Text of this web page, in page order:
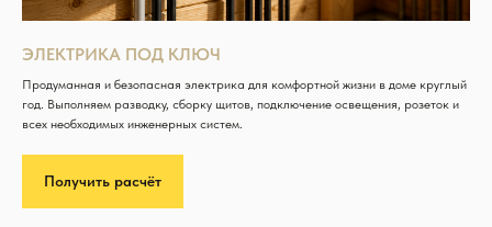
ЭЛЕКТРИКА ПОД КЛЮЧ
Продуманная и безопасная электрика для комфортной жизни в доме круглый
год. Выполняем разводку, сборку щитов, подключение освещения, розеток и
всех необходимых инженерных систем.
Получить расчёт